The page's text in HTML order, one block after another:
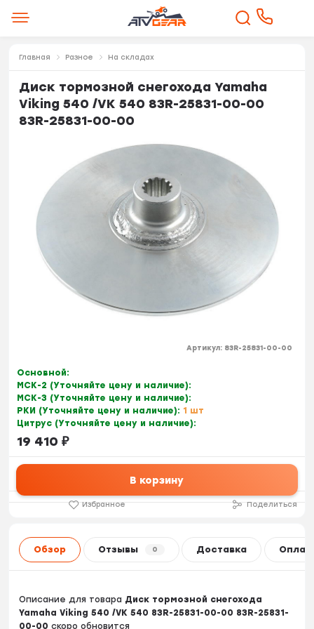
Главная Разное На складах
Диск тормозной снегохода Yamaha
Viking 540 /VK 540 83R-25831-00-00
83R-25831-00-00
Артикул: 83R-25831-00-00
Основной:
МСК-2 (Уточняйте цену и наличие):
МСК-3 (Уточняйте цену и наличие):
РКИ (Уточняйте цену и наличие): 1 шт
Цитрус (Уточняйте цену и наличие):
19 410 ₽
В корзину
Избранное Поделиться
Обзор Отзывы 0 Доставка
Описание для товара Диск тормозной снегохода
Yamaha Viking 540 /VK 540 83R-25831-00-00 83R-25831-
00-00 скоро обновится